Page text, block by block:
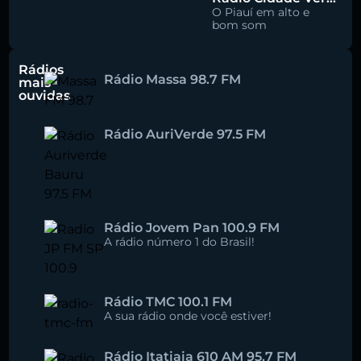
O Piauí em alto e
bom som
Rádios
mais
ouvidas
Rádio Massa 98.7 FM
Rádio AuriVerde 97.5 FM
Rádio Jovem Pan 100.9 FM
A rádio número 1 do Brasil!
Rádio TMC 100.1 FM
A sua rádio onde você estiver!
Rádio Itatiaia 610 AM 95.7 FM